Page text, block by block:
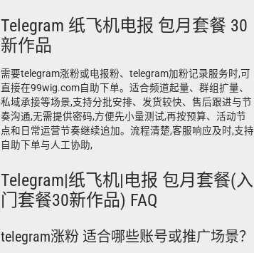
Telegram 纸飞机电报 包月套餐 30
新作品
需要telegram涨粉或电报粉、telegram加粉记录服务时,可
直接在99wig.com自助下单。适合频道起量、群组扩量、
私域承接等场景,支持分批安排、发货较快、售后跟进与节
奏沟通,无需提供密码,方便先小量测试,再按预算、活动节
点和日常运营节奏继续追加。流程清楚,客服响应及时,支持
自助下单与人工协助,
Telegram|纸飞机|电报 包月套餐(入
门套餐30新作品) FAQ
telegram涨粉 适合哪些账号或推广场景？